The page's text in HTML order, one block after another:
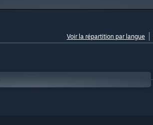
Voir la répartition par langue